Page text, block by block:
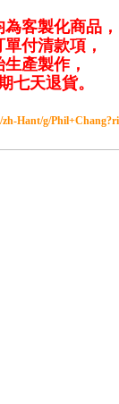
客製化商品，
付清款項，
產製作，
七天退貨。
Hant/g/